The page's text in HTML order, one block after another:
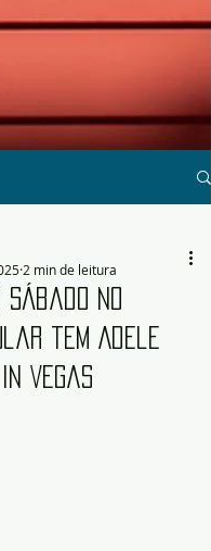
sábado no
tem Adele
Vegas
2 min de leitura
NaN de 5 estrelas.